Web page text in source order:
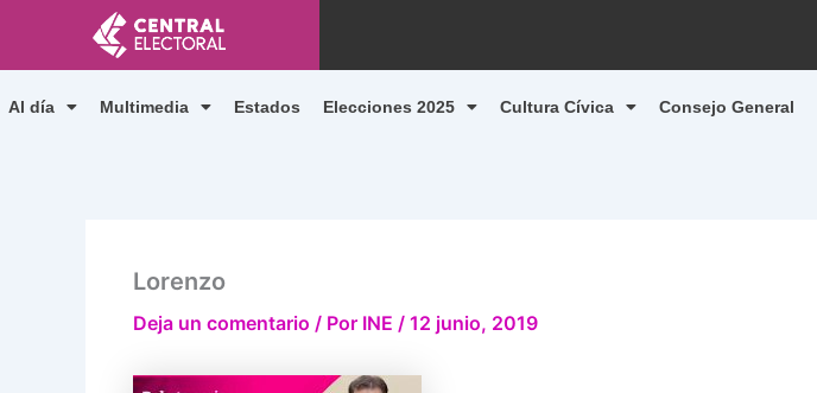
contenido
Al día Multimedia Estados Elecciones 2025 Cultura Cívica Consejo General
Lorenzo
Deja un comentario / Por INE / 12 junio, 2019